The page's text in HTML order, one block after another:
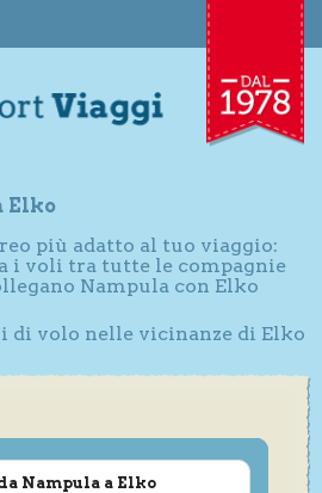
Elko
più adatto al tuo viaggio:
i voli tra tutte le compagnie
Nampula con Elko
di volo nelle vicinanze di Elko
Nampula a Elko